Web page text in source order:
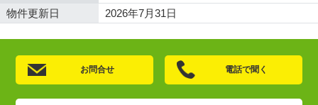
物件更新日
2026年7月31日
お問合せ 電話で聞く